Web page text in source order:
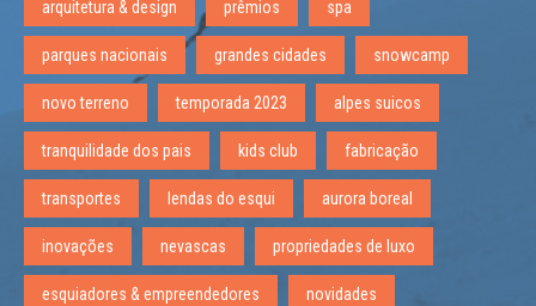
arquitetura & design prêmios spa
parques nacionais grandes cidades snowcamp
novo terreno temporada 2023 alpes suicos
tranquilidade dos pais kids club fabricação
transportes lendas do esqui aurora boreal
inovações nevascas propriedades de luxo
esquiadores & empreendedores novidades